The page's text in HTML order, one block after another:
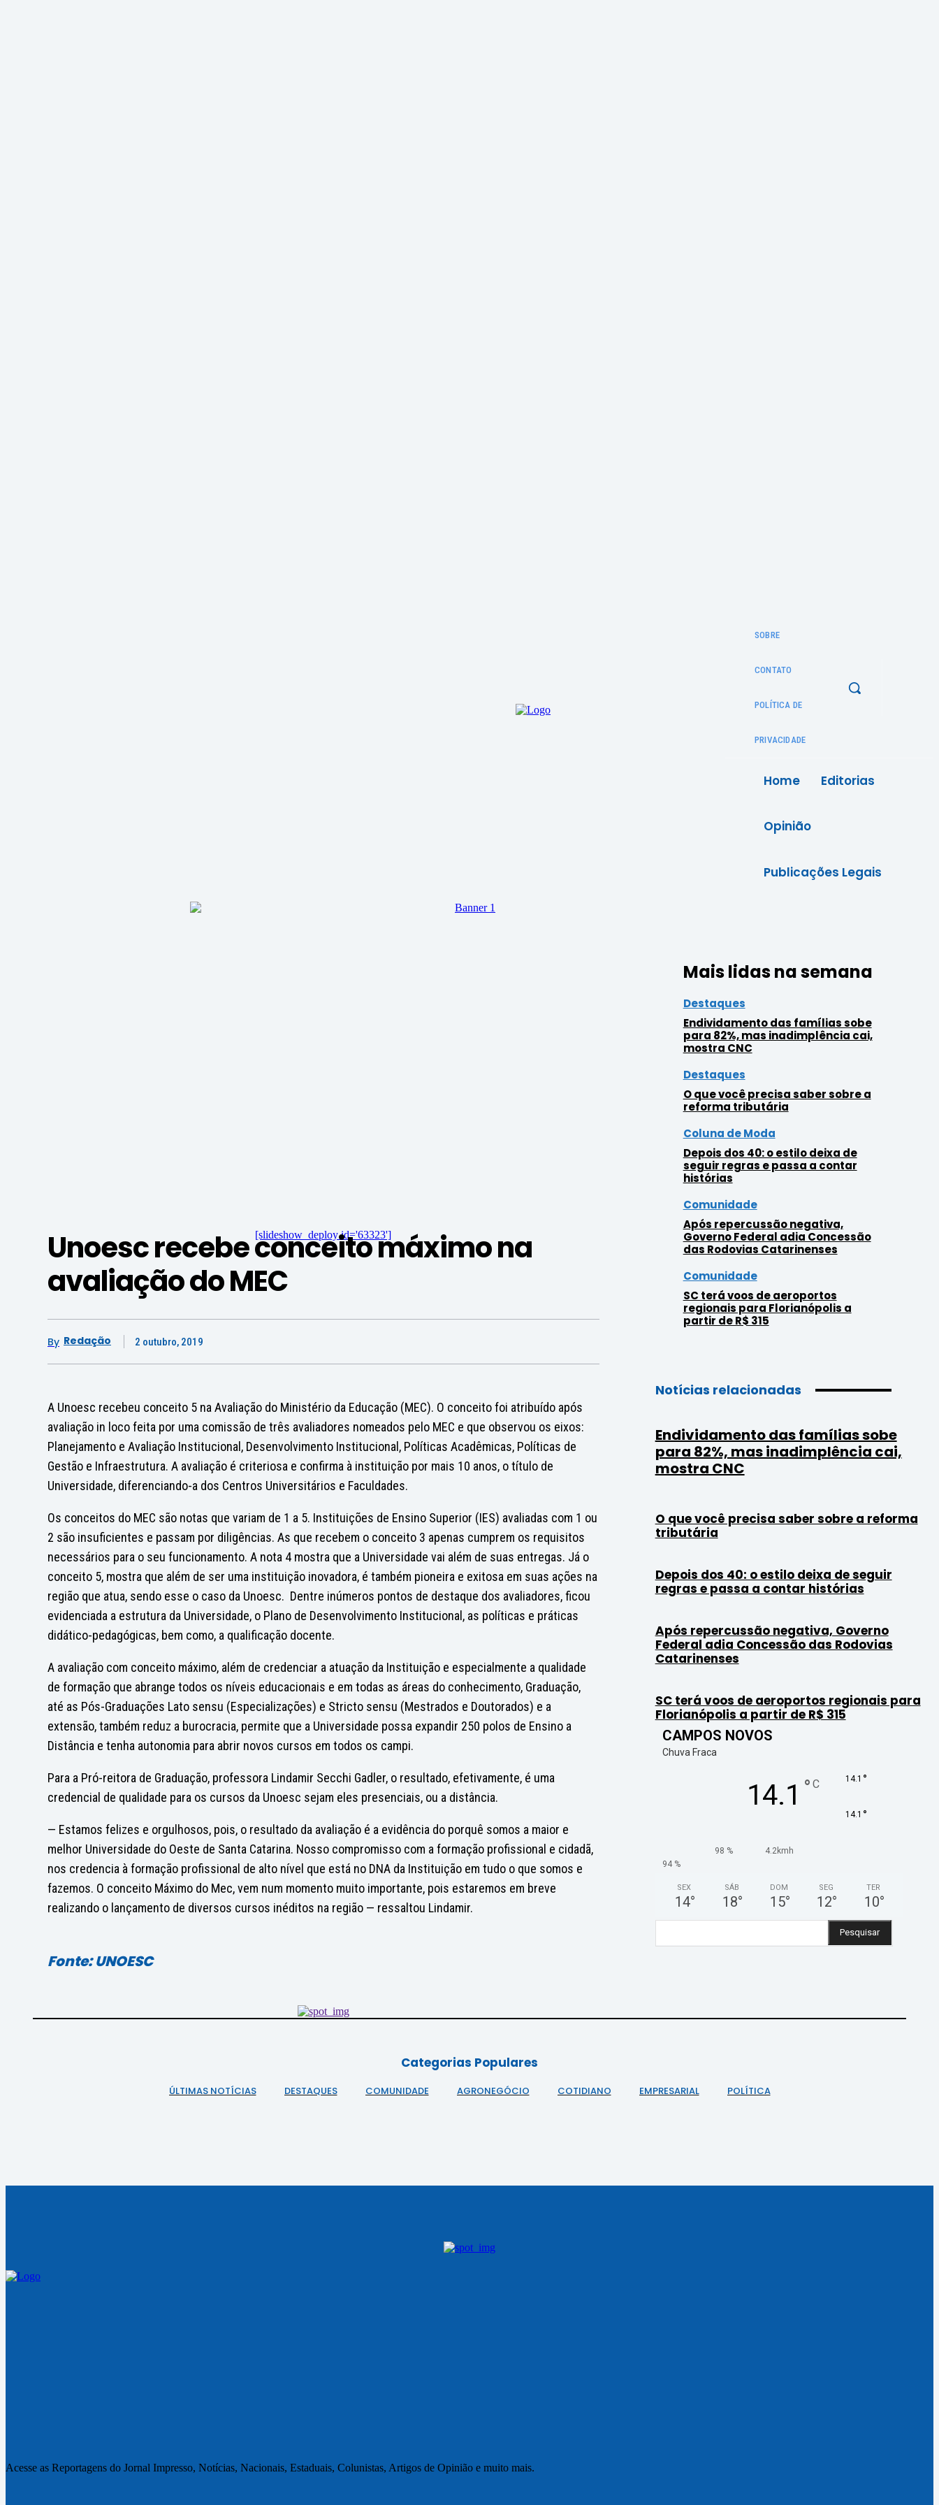
SOBRE
CONTATO
POLÍTICA DE
PRIVACIDADE
Home Editorias
Opinião
Publicações Legais
[slideshow_deploy id='63323']
Unoesc recebe conceito máximo na
avaliação do MEC
By Redação 2 outubro, 2019
A Unoesc recebeu conceito 5 na Avaliação do Ministério da Educação (MEC). O conceito foi atribuído após
avaliação in loco feita por uma comissão de três avaliadores nomeados pelo MEC e que observou os eixos:
Planejamento e Avaliação Institucional, Desenvolvimento Institucional, Políticas Acadêmicas, Políticas de
Gestão e Infraestrutura. A avaliação é criteriosa e confirma à instituição por mais 10 anos, o título de
Universidade, diferenciando-a dos Centros Universitários e Faculdades.
Os conceitos do MEC são notas que variam de 1 a 5. Instituições de Ensino Superior (IES) avaliadas com 1 ou
2 são insuficientes e passam por diligências. As que recebem o conceito 3 apenas cumprem os requisitos
necessários para o seu funcionamento. A nota 4 mostra que a Universidade vai além de suas entregas. Já o
conceito 5, mostra que além de ser uma instituição inovadora, é também pioneira e exitosa em suas ações na
região que atua, sendo esse o caso da Unoesc. Dentre inúmeros pontos de destaque dos avaliadores, ficou
evidenciada a estrutura da Universidade, o Plano de Desenvolvimento Institucional, as políticas e práticas
didático-pedagógicas, bem como, a qualificação docente.
A avaliação com conceito máximo, além de credenciar a atuação da Instituição e especialmente a qualidade
de formação que abrange todos os níveis educacionais e em todas as áreas do conhecimento, Graduação,
até as Pós-Graduações Lato sensu (Especializações) e Stricto sensu (Mestrados e Doutorados) e a
extensão, também reduz a burocracia, permite que a Universidade possa expandir 250 polos de Ensino a
Distância e tenha autonomia para abrir novos cursos em todos os campi.
Para a Pró-reitora de Graduação, professora Lindamir Secchi Gadler, o resultado, efetivamente, é uma
credencial de qualidade para os cursos da Unoesc sejam eles presenciais, ou a distância.
— Estamos felizes e orgulhosos, pois, o resultado da avaliação é a evidência do porquê somos a maior e
melhor Universidade do Oeste de Santa Catarina. Nosso compromisso com a formação profissional e cidadã,
nos credencia à formação profissional de alto nível que está no DNA da Instituição em tudo o que somos e
fazemos. O conceito Máximo do Mec, vem num momento muito importante, pois estaremos em breve
realizando o lançamento de diversos cursos inéditos na região — ressaltou Lindamir.
Fonte: UNOESC
Mais lidas na semana
Destaques
Endividamento das famílias sobe
para 82%, mas inadimplência cai,
mostra CNC
Destaques
O que você precisa saber sobre a
reforma tributária
Coluna de Moda
Depois dos 40: o estilo deixa de
seguir regras e passa a contar
histórias
Comunidade
Após repercussão negativa,
Governo Federal adia Concessão
das Rodovias Catarinenses
Comunidade
SC terá voos de aeroportos
regionais para Florianópolis a
partir de R$ 315
Notícias relacionadas
Endividamento das famílias sobe
para 82%, mas inadimplência cai,
mostra CNC
O que você precisa saber sobre a reforma
tributária
Depois dos 40: o estilo deixa de seguir
regras e passa a contar histórias
Após repercussão negativa, Governo
Federal adia Concessão das Rodovias
Catarinenses
SC terá voos de aeroportos regionais para
Florianópolis a partir de R$ 315
CAMPOS NOVOS
Chuva Fraca
14.1 ° C 14.1 °
14.1 °
98 %
4.2kmh
94 %
SEX
14°
SÁB
18°
DOM
15°
SEG
12°
TER
10°
Pesquisar
Categorias Populares
ÚLTIMAS NOTÍCIAS DESTAQUES COMUNIDADE AGRONEGÓCIO COTIDIANO EMPRESARIAL POLÍTICA
Acesse as Reportagens do Jornal Impresso, Notícias, Nacionais, Estaduais, Colunistas, Artigos de Opinião e muito mais.